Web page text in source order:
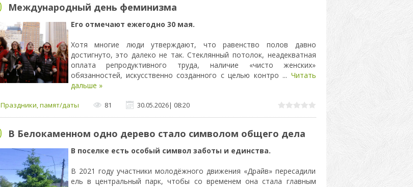
Международный день феминизма
Его отмечают ежегодно 30 мая.
Хотя многие люди утверждают, что равенство полов давно
достигнуто, это далеко не так. Стеклянный потолок, неадекватная
оплата репродуктивного труда, наличие «чисто женских»
обязанностей, искусственно созданного с целью контро ... Читать
дальше »
Праздники, памят/даты 81 30.05.2026| 08:20
В Белокаменном одно дерево стало символом общего дела
В поселке есть особый символ заботы и единства.
В 2021 году участники молодёжного движения «Драйв» пересадили
ель в центральный парк, чтобы со временем она стала главным